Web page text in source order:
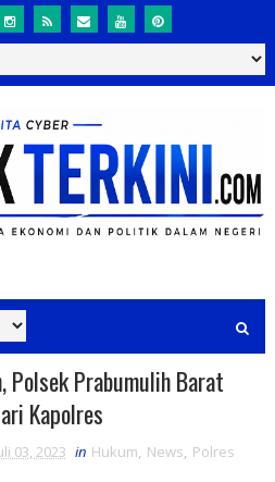
Polsek Prabumulih Barat
Kapolres
03, 2023 in Hukum, News, Polres